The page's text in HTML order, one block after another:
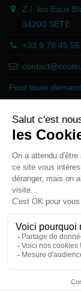
Z.I. les Eaux
34200 SETE
+33 9 78 45
Pour toute
Marchand
vérifier .
Follow us
Newsletter
Vous pouvez vous